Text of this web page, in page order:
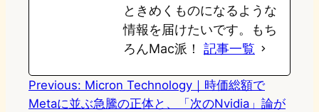
ときめくものになるような
情報を届けたいです。もち
ろんMac派！ 記事一覧
Previous: Micron Technology｜時価総額で
Metaに並ぶ急騰の正体と、「次のNvidia」論が